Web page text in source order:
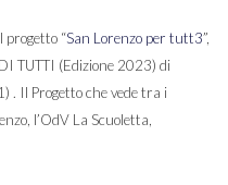
progetto “San Lorenzo per tutt3”,
TUTTI (Edizione 2023) di
Il Progetto che vede tra i
l’OdV La Scuoletta,